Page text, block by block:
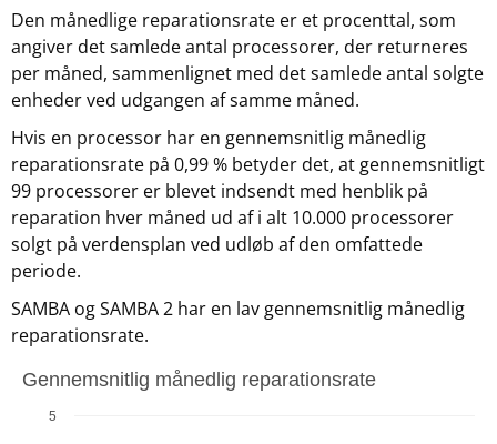
Den månedlige reparationsrate er et procenttal, som
angiver det samlede antal processorer, der returneres
per måned, sammenlignet med det samlede antal solgte
enheder ved udgangen af samme måned.
Hvis en processor har en gennemsnitlig månedlig
reparationsrate på 0,99 % betyder det, at gennemsnitligt
99 processorer er blevet indsendt med henblik på
reparation hver måned ud af i alt 10.000 processorer
solgt på verdensplan ved udløb af den omfattede
periode.
SAMBA og SAMBA 2 har en lav gennemsnitlig månedlig
reparationsrate.
Gennemsnitlig månedlig reparationsrate
Bar chart with 2 bars.
Gennemsnitlig månedlig reparationsrate
5